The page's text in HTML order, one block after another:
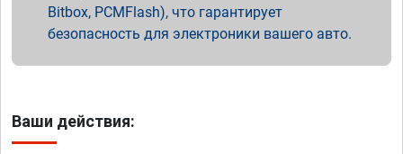
Bitbox, PCMFlash), что гарантирует
безопасность для электроники вашего авто.
Ваши действия: